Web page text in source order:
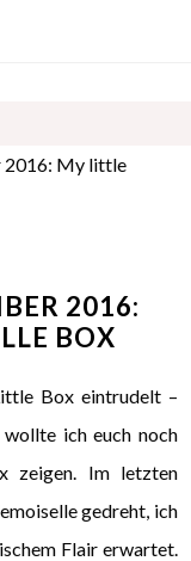
2016: My little
2016:
BOX
Box eintrudelt –
ich euch noch
zeigen. Im letzten
gedreht, ich
Flair erwartet.